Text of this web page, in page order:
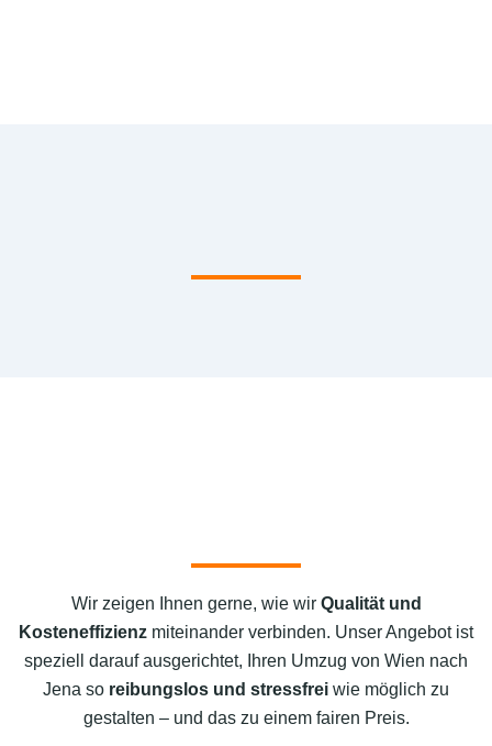
Wir zeigen Ihnen gerne, wie wir Qualität und
Kosteneffizienz miteinander verbinden. Unser Angebot ist
speziell darauf ausgerichtet, Ihren Umzug von Wien nach
Jena so reibungslos und stressfrei wie möglich zu
gestalten – und das zu einem fairen Preis.